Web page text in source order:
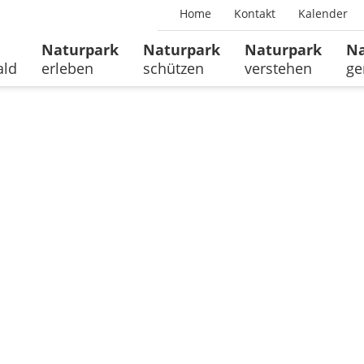
Home Kontakt Kalender
Naturpark
erleben
Naturpark
schützen
Naturpark
verstehen